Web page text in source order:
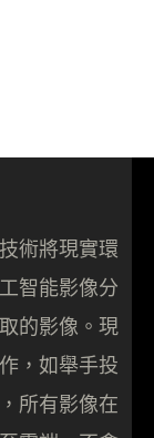
術將現實環
智能影像分
的影像。現
，如舉手投
所有影像在